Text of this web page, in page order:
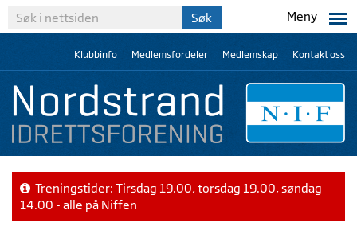
Meny
Klubbinfo Medlemsfordeler Medlemskap Kontakt oss
Treningstider: Tirsdag 19.00, torsdag 19.00, søndag
14.00 - alle på Niffen